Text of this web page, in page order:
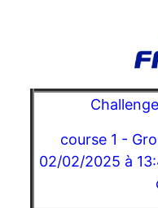
course 1 -
02/02/2025 à